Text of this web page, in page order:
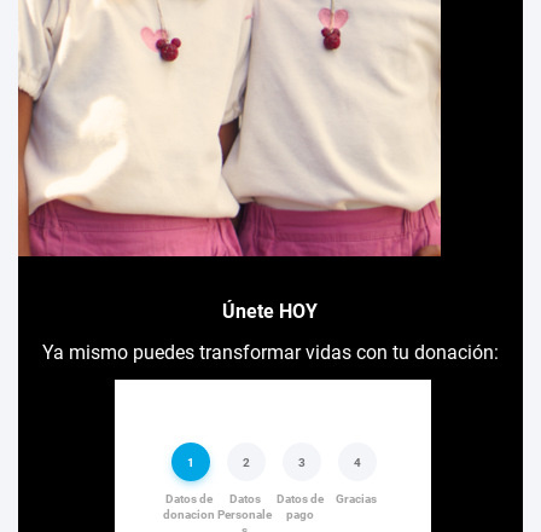
Únete HOY
Ya mismo puedes transformar vidas con tu donación: